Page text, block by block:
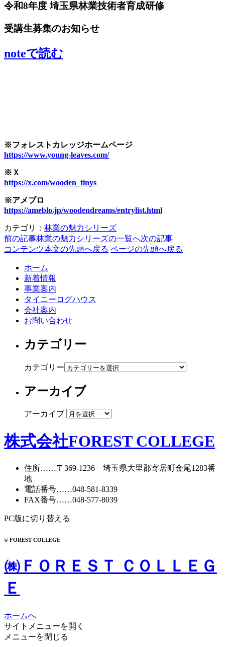
令和8年度 埼玉県林業技術者育成研修
受講生募集のお知らせ
noteで読む
※フォレストカレッジホームページ
https://www.young-leaves.com/
※Ｘ
https://x.com/wooden_tinys
※アメブロ
https://ameblo.jp/woodendreams/entrylist.html
カテゴリ： 林業の魅力シリーズ
前の記事林業の魅力シリーズの一覧へ次の記事
コンテンツ本文の先頭へ戻る ページの先頭へ戻る
ホーム
新着情報
事業案内
タイニーログハウス
会社案内
お問い合わせ
カテゴリー
カテゴリー
アーカイブ
アーカイブ
株式会社FOREST COLLEGE
住所……〒369-1236 埼玉県大里郡寄居町金尾1283番
地
電話番号……048-581-8339
FAX番号……048-577-8039
PC版に切り替える
© FOREST COLLEGE
㈱ＦＯＲＥＳＴ ＣＯＬＬＥＧ
Ｅ
ホームへ
サイトメニューを開く
メニューを閉じる